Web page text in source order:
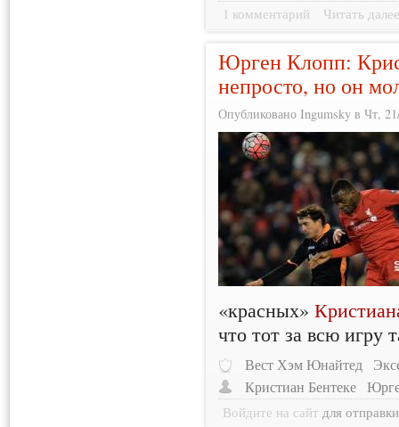
1 комментарий Читать
Юрген Клопп:
непросто, но он
Опубликовано Ingumsky в Чт,
«красных»
что тот за всю игру
Вест Хэм Юнайтед
Кристиан Бентеке
Войдите на сайт для